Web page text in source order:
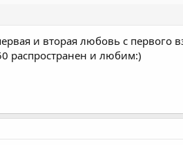
и вторая любовь с
распространен и любим:)